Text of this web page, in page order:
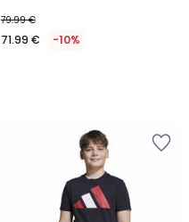
79.99 €
71.99 € -10%